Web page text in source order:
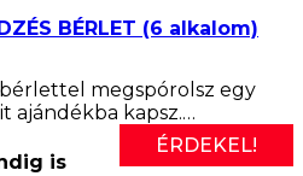
BÉRLET (6 alkalom)
bérlettel megspórolsz egy
ajándékba kapsz.…
ÉRDEKEL!
is